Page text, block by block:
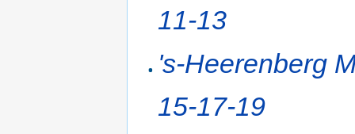
11-13
's-Heerenberg
15-17-19